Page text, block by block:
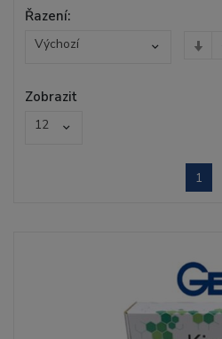
Řazení:
Výchozí
Zobrazit
12
1